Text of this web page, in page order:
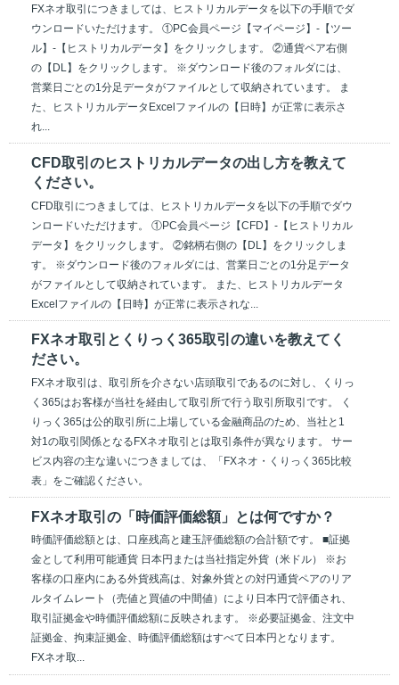
FXネオ取引につきましては、ヒストリカルデータを以下の手順でダ
ウンロードいただけます。 ①PC会員ページ【マイページ】-【ツー
ル】-【ヒストリカルデータ】をクリックします。 ②通貨ペア右側
の【DL】をクリックします。 ※ダウンロード後のフォルダには、
営業日ごとの1分足データがファイルとして収納されています。 ま
た、ヒストリカルデータExcelファイルの【日時】が正常に表示さ
れ...
CFD取引のヒストリカルデータの出し方を教えて
ください。
CFD取引につきましては、ヒストリカルデータを以下の手順でダウ
ンロードいただけます。 ①PC会員ページ【CFD】-【ヒストリカル
データ】をクリックします。 ②銘柄右側の【DL】をクリックしま
す。 ※ダウンロード後のフォルダには、営業日ごとの1分足データ
がファイルとして収納されています。 また、ヒストリカルデータ
Excelファイルの【日時】が正常に表示されな...
FXネオ取引とくりっく365取引の違いを教えてく
ださい。
FXネオ取引は、取引所を介さない店頭取引であるのに対し、くりっ
く365はお客様が当社を経由して取引所で行う取引所取引です。 く
りっく365は公的取引所に上場している金融商品のため、当社と1
対1の取引関係となるFXネオ取引とは取引条件が異なります。 サー
ビス内容の主な違いにつきましては、「FXネオ・くりっく365比較
表」をご確認ください。
FXネオ取引の「時価評価総額」とは何ですか？
時価評価総額とは、口座残高と建玉評価総額の合計額です。 ■証拠
金として利用可能通貨 日本円または当社指定外貨（米ドル） ※お
客様の口座内にある外貨残高は、対象外貨との対円通貨ペアのリア
ルタイムレート（売値と買値の中間値）により日本円で評価され、
取引証拠金や時価評価総額に反映されます。 ※必要証拠金、注文中
証拠金、拘束証拠金、時価評価総額はすべて日本円となります。
FXネオ取...